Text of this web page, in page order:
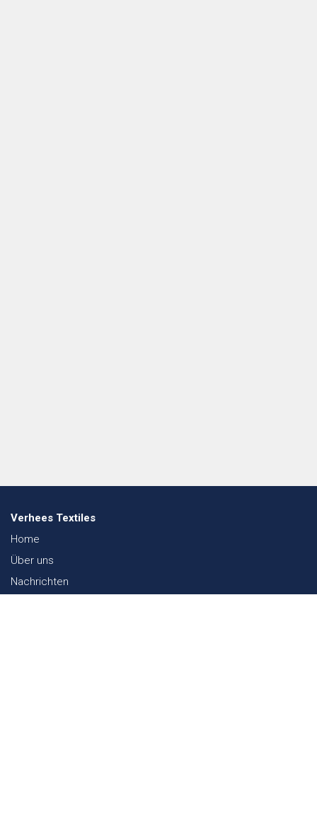
Verhees Textiles
Home
Über uns
Nachrichten